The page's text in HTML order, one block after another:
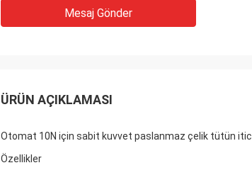
Mesaj Gönder
ÜRÜN AÇIKLAMASI
Otomat 10N için sabit kuvvet paslanmaz çelik tütün
Özellikler